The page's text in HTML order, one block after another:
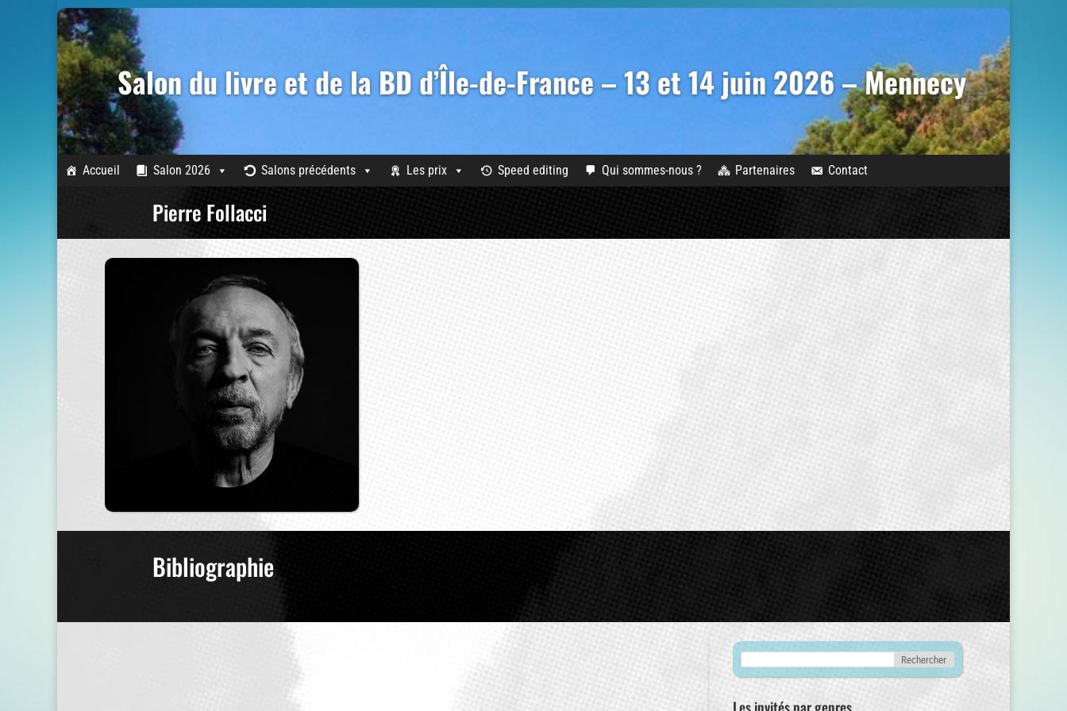
Salon du livre et de la BD d’Île-de-France – 13 et 14 juin 2026 – Mennecy
Accueil Salon 2026 Salons précédents Les prix Speed editing Qui sommes-nous ? Partenaires Contact
Pierre Follacci
Bibliographie